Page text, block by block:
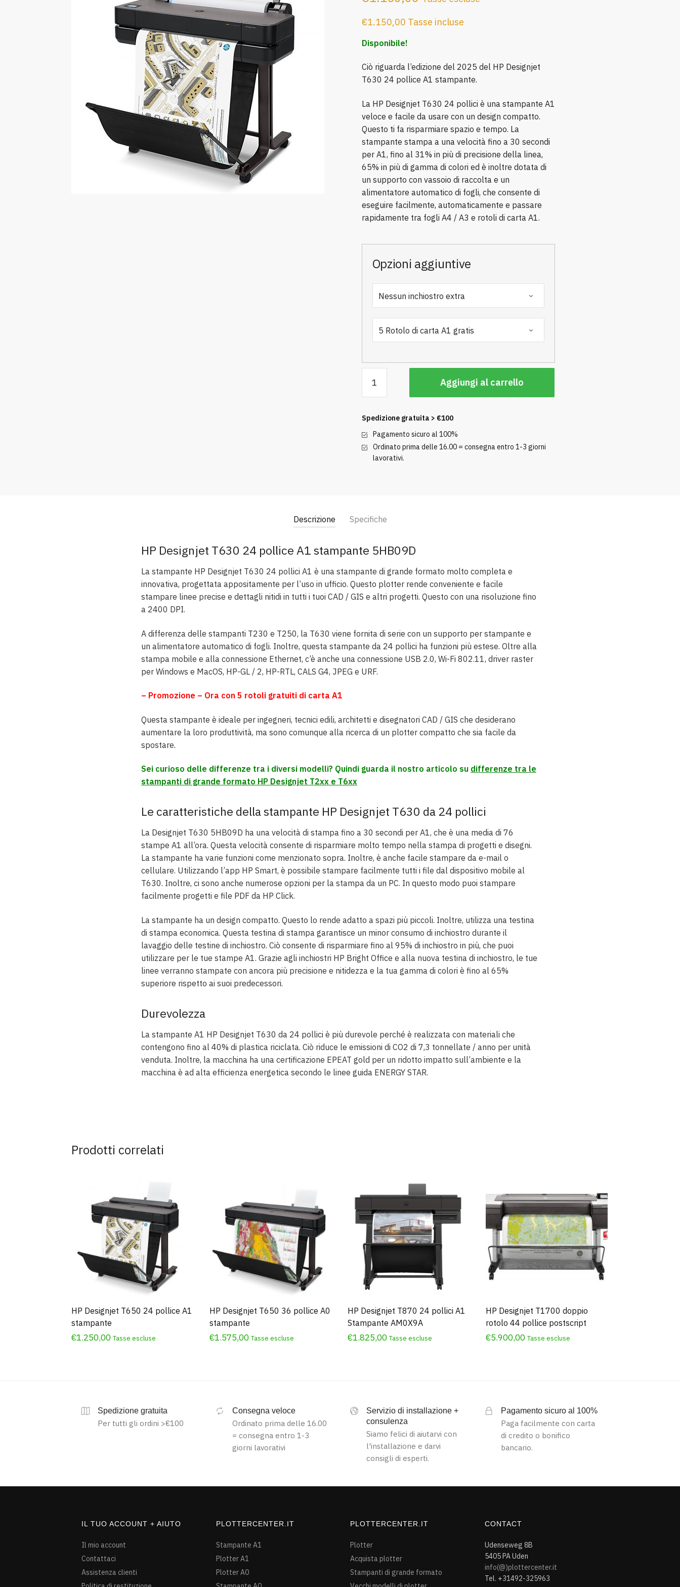
€1.150,00 Tasse incluse
Disponibile!
Ciò riguarda l’edizione del 2025 del HP Designjet
T630 24 pollice A1 stampante.
La HP Designjet T630 24 pollici è una stampante A1
veloce e facile da usare con un design compatto.
Questo ti fa risparmiare spazio e tempo. La
stampante stampa a una velocità fino a 30 secondi
per A1, fino al 31% in più di precisione della linea,
65% in più di gamma di colori ed è inoltre dotata di
un supporto con vassoio di raccolta e un
alimentatore automatico di fogli, che consente di
eseguire facilmente, automaticamente e passare
rapidamente tra fogli A4 / A3 e rotoli di carta A1.
Opzioni aggiuntive
Designjet
T630
pollice
A1
stampante
quantità
Aggiungi al carrello
Spedizione gratuita > €100
Pagamento sicuro al 100%
Ordinato prima delle 16.00 = consegna entro 1-3 giorni
lavorativi.
Descrizione Specifiche
HP Designjet T630 24 pollice A1 stampante 5HB09D
La stampante HP Designjet T630 24 pollici A1 è una stampante di grande formato molto completa e
innovativa, progettata appositamente per l’uso in ufficio. Questo plotter rende conveniente e facile
stampare linee precise e dettagli nitidi in tutti i tuoi CAD / GIS e altri progetti. Questo con una risoluzione fino
a 2400 DPI.
A differenza delle stampanti T230 e T250, la T630 viene fornita di serie con un supporto per stampante e
un alimentatore automatico di fogli. Inoltre, questa stampante da 24 pollici ha funzioni più estese. Oltre alla
stampa mobile e alla connessione Ethernet, c’è anche una connessione USB 2.0, Wi-Fi 802.11, driver raster
per Windows e MacOS, HP-GL / 2, HP-RTL, CALS G4, JPEG e URF.
– Promozione – Ora con 5 rotoli gratuiti di carta A1
Questa stampante è ideale per ingegneri, tecnici edili, architetti e disegnatori CAD / GIS che desiderano
aumentare la loro produttività, ma sono comunque alla ricerca di un plotter compatto che sia facile da
spostare.
Sei curioso delle differenze tra i diversi modelli? Quindi guarda il nostro articolo su differenze tra le
stampanti di grande formato HP Designjet T2xx e T6xx
Le caratteristiche della stampante HP Designjet T630 da 24 pollici
La Designjet T630 5HB09D ha una velocità di stampa fino a 30 secondi per A1, che è una media di 76
stampe A1 all’ora. Questa velocità consente di risparmiare molto tempo nella stampa di progetti e disegni.
La stampante ha varie funzioni come menzionato sopra. Inoltre, è anche facile stampare da e-mail o
cellulare. Utilizzando l’app HP Smart, è possibile stampare facilmente tutti i file dal dispositivo mobile al
T630. Inoltre, ci sono anche numerose opzioni per la stampa da un PC. In questo modo puoi stampare
facilmente progetti e file PDF da HP Click.
La stampante ha un design compatto. Questo lo rende adatto a spazi più piccoli. Inoltre, utilizza una testina
di stampa economica. Questa testina di stampa garantisce un minor consumo di inchiostro durante il
lavaggio delle testine di inchiostro. Ciò consente di risparmiare fino al 95% di inchiostro in più, che puoi
utilizzare per le tue stampe A1. Grazie agli inchiostri HP Bright Office e alla nuova testina di inchiostro, le tue
linee verranno stampate con ancora più precisione e nitidezza e la tua gamma di colori è fino al 65%
superiore rispetto ai suoi predecessori.
Durevolezza
La stampante A1 HP Designjet T630 da 24 pollici è più durevole perché è realizzata con materiali che
contengono fino al 40% di plastica riciclata. Ciò riduce le emissioni di CO2 di 7,3 tonnellate / anno per unità
venduta. Inoltre, la macchina ha una certificazione EPEAT gold per un ridotto impatto sull’ambiente e la
macchina è ad alta efficienza energetica secondo le linee guida ENERGY STAR.
Prodotti correlati
HP Designjet T650 24 pollice A1
stampante
€1.250,00 Tasse escluse
HP Designjet T650 36 pollice A0
stampante
€1.575,00 Tasse escluse
HP Designjet T870 24 pollici A1
Stampante AM0X9A
€1.825,00 Tasse escluse
HP Designjet T1700 doppio
rotolo 44 pollice postscript
€5.900,00 Tasse escluse
Spedizione gratuita
Per tutti gli ordini >€100
Consegna veloce
Ordinato prima delle 16.00
= consegna entro 1-3
giorni lavorativi
Servizio di installazione +
consulenza
Siamo felici di aiutarvi con
l'installazione e darvi
consigli di esperti.
Pagamento sicuro al 100%
Paga facilmente con carta
di credito o bonifico
bancario.
IL TUO ACCOUNT + AIUTO
Il mio account
Contattaci
Assistenza clienti
PLOTTERCENTER.IT
Stampante A1
Plotter A1
Plotter A0
PLOTTERCENTER.IT
Plotter
Acquista plotter
Stampanti di grande formato
CONTACT
Udenseweg 8B
5405 PA Uden
info(@)plottercenter.it
Tel. +31492-325963